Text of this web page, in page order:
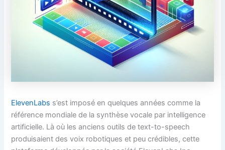
ElevenLabs s’est imposé en quelques années comme la
référence mondiale de la synthèse vocale par intelligence
artificielle. Là où les anciens outils de text-to-speech
produisaient des voix robotiques et peu crédibles, cette